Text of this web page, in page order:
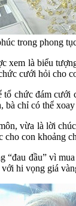
trong phong
xem là biểu
cưới hỏi cho
chức đám cưới
chỉ có thể
vừa là lời
con khoảng
đầu” vì
hi vọng giá